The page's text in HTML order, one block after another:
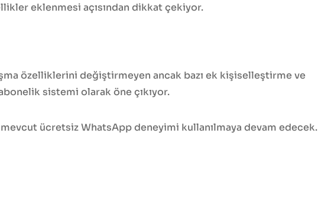
eklenmesi açısından dikkat çekiyor.
özelliklerini değiştirmeyen ancak bazı ek kişiselleştirme ve
sistemi olarak öne çıkıyor.
ücretsiz WhatsApp deneyimi kullanılmaya devam edecek.